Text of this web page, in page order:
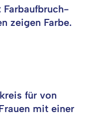
zeigen Farbe.
für von
mit einer